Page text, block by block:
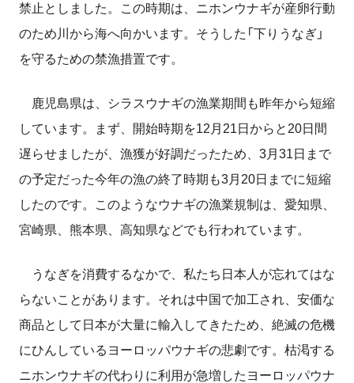
禁止としました。この時期は、ニホンウナギが産卵行動
のため川から海へ向かいます。そうした「下りうなぎ」
を守るための禁漁措置です。
鹿児島県は、シラスウナギの漁業期間も昨年から短縮
しています。まず、開始時期を12月21日からと20日間
遅らせましたが、漁獲が好調だったため、3月31日まで
の予定だった今年の漁の終了時期も3月20日までに短縮
したのです。このようなウナギの漁業規制は、愛知県、
宮崎県、熊本県、高知県などでも行われています。
うなぎを消費するなかで、私たち日本人が忘れてはな
らないことがあります。それは中国で加工され、安価な
商品として日本が大量に輸入してきたため、絶滅の危機
にひんしているヨーロッパウナギの悲劇です。枯渇する
ニホンウナギの代わりに利用が急増したヨーロッパウナ